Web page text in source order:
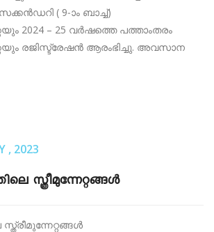
( 9-ാം ബാച്ച്)
2024 – 25 വർഷത്തെ പത്താംതരം
രജിസ്ട്രേഷൻ ആരംഭിച്ചു. അവസാന
, 2023
സ്ത്രീമുന്നേറ്റങ്ങൾ